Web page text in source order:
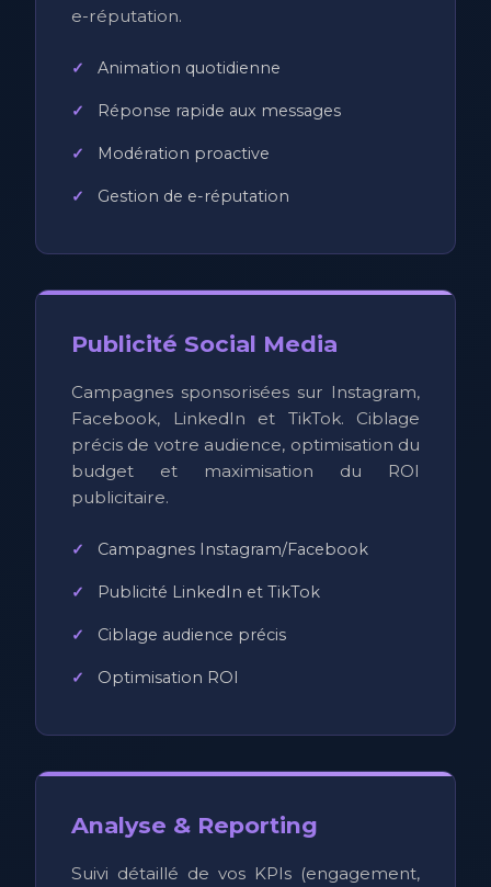
e-réputation.
Animation quotidienne
Réponse rapide aux messages
Modération proactive
Gestion de e-réputation
Publicité Social Media
Campagnes sponsorisées sur Instagram,
Facebook, LinkedIn et TikTok. Ciblage
précis de votre audience, optimisation du
budget et maximisation du ROI
publicitaire.
Campagnes Instagram/Facebook
Publicité LinkedIn et TikTok
Ciblage audience précis
Optimisation ROI
Analyse & Reporting
Suivi détaillé de vos KPIs (engagement,